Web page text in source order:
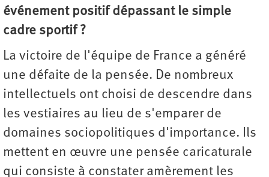
événement positif dépassant le simple
cadre sportif ?
La victoire de l'équipe de France a généré
une défaite de la pensée. De nombreux
intellectuels ont choisi de descendre dans
les vestiaires au lieu de s'emparer de
domaines sociopolitiques d'importance. Ils
mettent en œuvre une pensée caricaturale
qui consiste à constater amèrement les